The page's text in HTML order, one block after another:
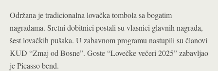
Održana je tradicionalna lovačka tombola sa bogatim
nagradama. Sretni dobitnici postali su vlasnici glavnih nagrada,
šest lovačkih pušaka. U zabavnom programu nastupili su članovi
KUD “Zmaj od Bosne”. Goste “Lovečke večeri 2025” zabavljao
je Picasso bend.